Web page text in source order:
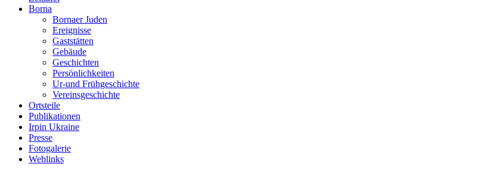
Borna
Bornaer Juden
Ereignisse
Gaststätten
Gebäude
Geschichten
Persönlichkeiten
Ur-und Frühgeschichte
Vereinsgeschichte
Ortsteile
Publikationen
Irpin Ukraine
Presse
Fotogalerie
Weblinks